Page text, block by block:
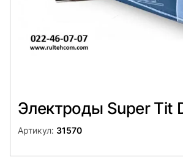
Электроды Super Tit
Артикул: 31570